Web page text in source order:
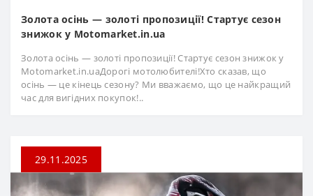
Золота осінь — золоті пропозиції! Стартує сезон
знижок у Motomarket.in.ua
Золота осінь — золоті пропозиції! Стартує сезон знижок у
Motomarket.in.uaДорогі мотолюбителі!Хто сказав, що
осінь — це кінець сезону? Ми вважаємо, що це найкращий
час для вигідних покупок!..
29.11.2025